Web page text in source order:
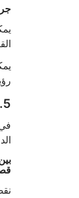
5. جزر الأزور، شمال المحيط الأطلسي